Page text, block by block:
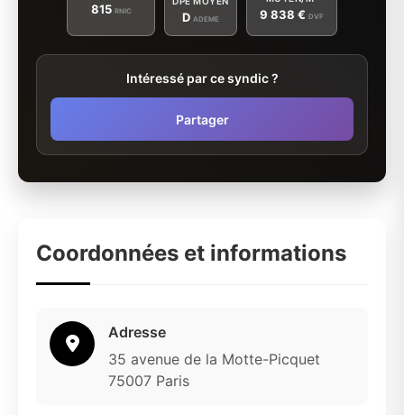
815 RNIC D ADEME 9 838 € DVF
Intéressé par ce syndic ?
Partager
Coordonnées et informations
Adresse
35 avenue de la Motte-Picquet
75007 Paris